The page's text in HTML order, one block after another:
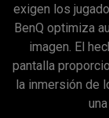
exigen los
BenQ optimiza
imagen. El
pantalla
la inmersión de